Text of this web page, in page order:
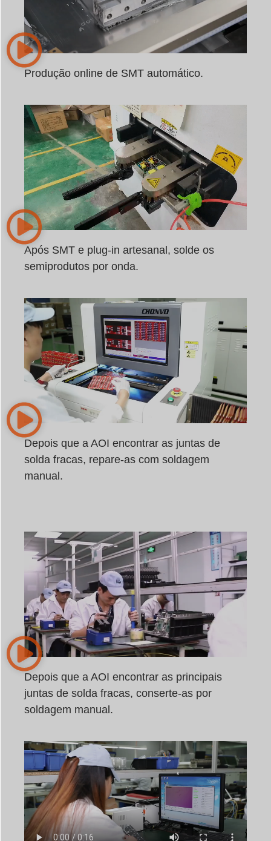
Produção online de SMT automático.
Após SMT e plug-in artesanal, solde os
semiprodutos por onda.
Depois que a AOI encontrar as juntas de
solda fracas, repare-as com soldagem
manual.
Depois que a AOI encontrar as principais
juntas de solda fracas, conserte-as por
soldagem manual.